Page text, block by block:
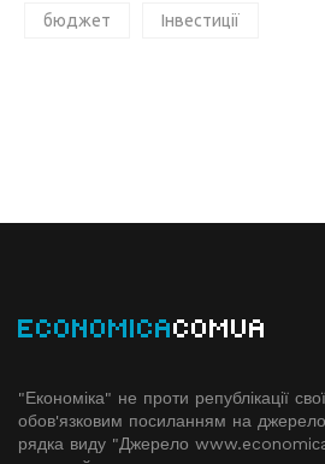
бюджет Інвестиції
ECONOMICACOMUA
"Економіка" не проти републікації
обов'язковим посиланням на джерело
рядка виду "Джерело